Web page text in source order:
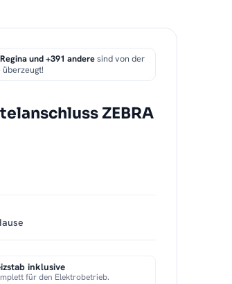
und +391 anderesind von der
überzeugt!
ZEBRA
inklusive
für den Elektrobetrieb.